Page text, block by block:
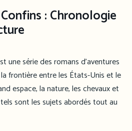
: Chronologie
une série des romans d’aventures
frontière entre les États-Unis et le
espace, la nature, les chevaux et
sont les sujets abordés tout au